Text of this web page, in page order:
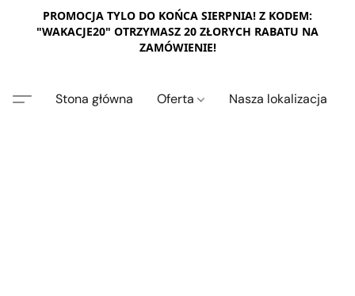
PROMOCJA TYLO DO KOŃCA SIERPNIA! Z KODEM:
"WAKACJE20" OTRZYMASZ 20 ZŁORYCH RABATU NA
ZAMÓWIENIE!
Stona główna Oferta Nasza lokalizacja